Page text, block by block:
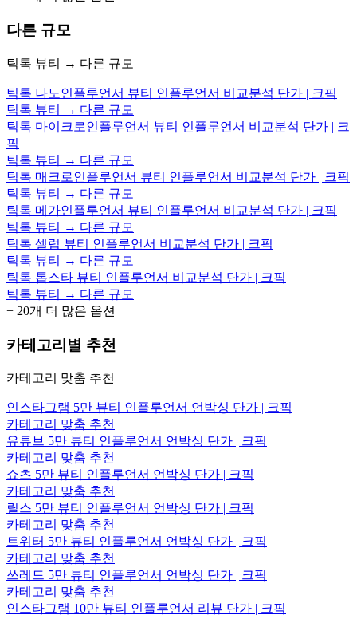
다른 규모
틱톡 뷰티 → 다른 규모
틱톡 나노인플루언서 뷰티 인플루언서 비교분석 단가 | 크픽
틱톡 뷰티 → 다른 규모
틱톡 마이크로인플루언서 뷰티 인플루언서 비교분석 단가 | 크
픽
틱톡 뷰티 → 다른 규모
틱톡 매크로인플루언서 뷰티 인플루언서 비교분석 단가 | 크픽
틱톡 뷰티 → 다른 규모
틱톡 메가인플루언서 뷰티 인플루언서 비교분석 단가 | 크픽
틱톡 뷰티 → 다른 규모
틱톡 셀럽 뷰티 인플루언서 비교분석 단가 | 크픽
틱톡 뷰티 → 다른 규모
틱톡 톱스타 뷰티 인플루언서 비교분석 단가 | 크픽
틱톡 뷰티 → 다른 규모
+ 20개 더 많은 옵션
카테고리별 추천
카테고리 맞춤 추천
인스타그램 5만 뷰티 인플루언서 언박싱 단가 | 크픽
카테고리 맞춤 추천
유튜브 5만 뷰티 인플루언서 언박싱 단가 | 크픽
카테고리 맞춤 추천
쇼츠 5만 뷰티 인플루언서 언박싱 단가 | 크픽
카테고리 맞춤 추천
릴스 5만 뷰티 인플루언서 언박싱 단가 | 크픽
카테고리 맞춤 추천
트위터 5만 뷰티 인플루언서 언박싱 단가 | 크픽
카테고리 맞춤 추천
쓰레드 5만 뷰티 인플루언서 언박싱 단가 | 크픽
카테고리 맞춤 추천
인스타그램 10만 뷰티 인플루언서 리뷰 단가 | 크픽